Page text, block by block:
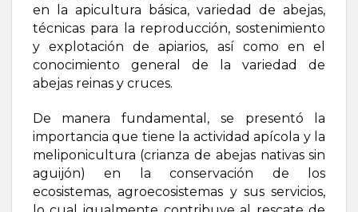
en la apicultura básica, variedad de abejas,
técnicas para la reproducción, sostenimiento
y explotación de apiarios, así como en el
conocimiento general de la variedad de
abejas reinas y cruces.
De manera fundamental, se presentó la
importancia que tiene la actividad apícola y la
meliponicultura (crianza de abejas nativas sin
aguijón) en la conservación de los
ecosistemas, agroecosistemas y sus servicios,